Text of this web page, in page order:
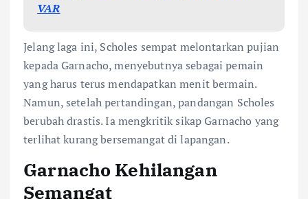
VAR
Jelang laga ini, Scholes sempat melontarkan pujian
kepada Garnacho, menyebutnya sebagai pemain
yang harus terus mendapatkan menit bermain.
Namun, setelah pertandingan, pandangan Scholes
berubah drastis. Ia mengkritik sikap Garnacho yang
terlihat kurang bersemangat di lapangan.
Garnacho Kehilangan
Semangat